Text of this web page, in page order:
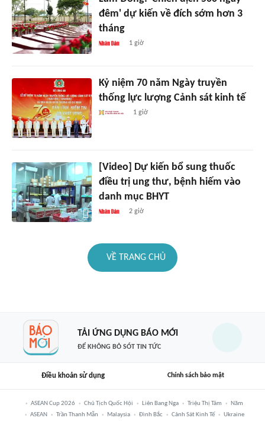
đêm' dự kiến về đích sớm hơn 3
tháng
1 giờ
Kỷ niệm 70 năm Ngày truyền
thống lực lượng Cảnh sát kinh tế
1 giờ
[Video] Dự kiến bổ sung thuốc
điều trị ung thư, bệnh hiếm vào
danh mục BHYT
2 giờ
VỀ TRANG CHỦ
TẢI ỨNG DỤNG BÁO MỚI
ĐỂ KHÔNG BỎ SÓT TIN TỨC
Điều khoản sử dụng Chính sách bảo mật
ASEAN Cup 2026 Chủ Tịch Quốc Hội Liên Bang Nga Triệu Thị Tâm
Năm
ASEAN
Trần Thanh Mẫn Malaysia Đình Bắc Cảnh Sát Kinh Tế Ukraine